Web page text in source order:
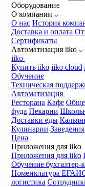
Оборудование
О компании
О нас История
Доставка и оплата
Сертификаты
Автоматизация iiko
iiko
Купить iiko iiko cloud
Обучение
Техническая
Автоматизация
Ресторана Кафе
фуда Пекарни
Доставки еды
Кулинарии Заведения
Цена
Приложения для iiko
Приложения для iiko
Обучение бухгалтер-
Номенклатура
логистика